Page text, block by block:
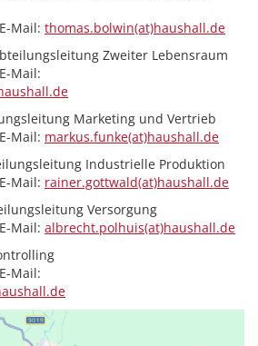
Mail: thomas.bolwin(at)haushall.de
Zweiter Lebensraum
Mail:
Marketing und Vertrieb
Mail: markus.funke(at)haushall.de
Industrielle Produktion
Mail: rainer.gottwald(at)haushall.de
Versorgung
Mail: albrecht.polhuis(at)haushall.de
Mail: